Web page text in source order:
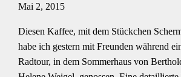
Mai 2, 2015
Diesen Kaffee, mit dem Stückchen
habe ich gestern mit Freunden während
Radtour, in dem Sommerhaus von